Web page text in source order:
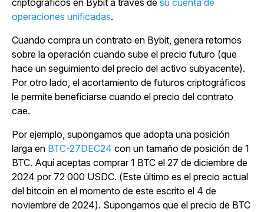
criptográficos en Bybit a través de su cuenta de
operaciones unificadas.
Cuando compra un contrato en Bybit, genera retornos
sobre la operación cuando sube el precio futuro (que
hace un seguimiento del precio del activo subyacente).
Por otro lado, el acortamiento de futuros criptográficos
le permite beneficiarse cuando el precio del contrato
cae.
Por ejemplo, supongamos que adopta una posición
larga en BTC-27DEC24 con un tamaño de posición de 1
BTC. Aquí aceptas comprar 1 BTC el 27 de diciembre de
2024 por 72 000 USDC. (Este último es el precio actual
del bitcoin en el momento de este escrito el 4 de
noviembre de 2024). Supongamos que el precio de BTC